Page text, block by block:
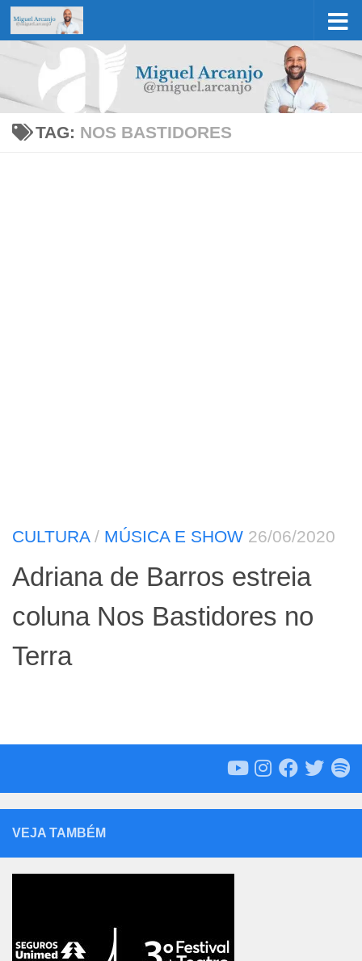
Skip to content
TAG: NOS BASTIDORES
CULTURA/ MÚSICA E SHOW 26/06/2020
Adriana de Barros estreia
coluna Nos Bastidores no
Terra
VEJA TAMBÉM